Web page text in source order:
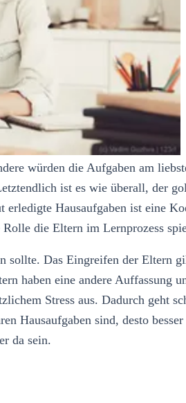
würden die Aufgaben am
ist es wie überall, der
Hausaufgaben ist eine
die Eltern im Lernprozess
sollte. Das Eingreifen der Eltern
haben eine andere
Stress aus. Dadurch geht
Hausaufgaben sind, desto
da sein.